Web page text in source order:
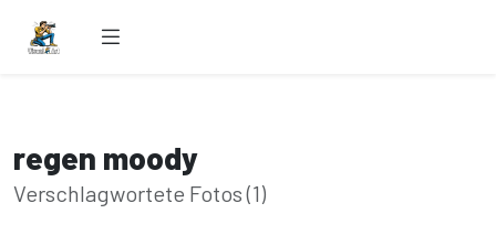
regen moody
Verschlagwortete Fotos (1)